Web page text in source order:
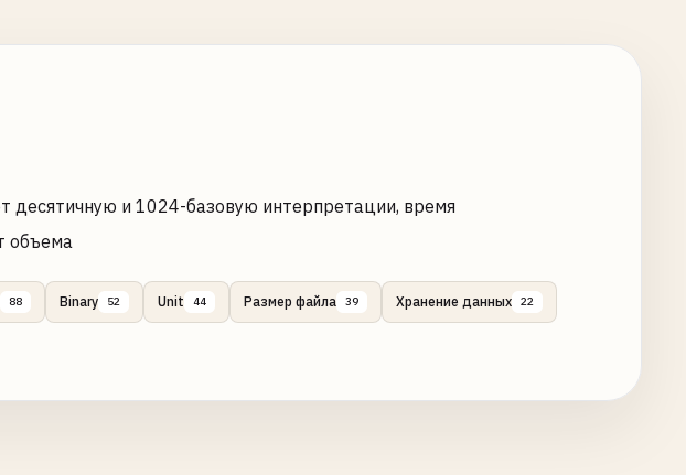
десятичную и 1024-базовую интерпретации, время
объема
88 Binary 52 Unit 44 Размер файла 39 Хранение данных 22